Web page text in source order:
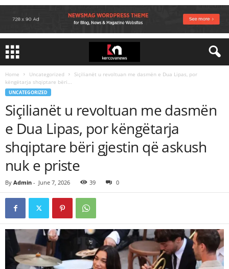
Home Uncategorized
Siçilianët u revoltuan me dasmën e Dua Lipas, por
këngëtarja shqiptare bëri...
UNCATEGORIZED
Siçilianët u revoltuan me dasmën
e Dua Lipas, por këngëtarja
shqiptare bëri gjestin që askush
nuk e priste
By Admin - June 7, 2026 39 0